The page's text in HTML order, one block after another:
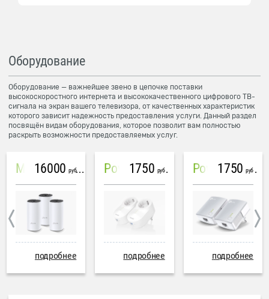
Оборудование
Оборудование — важнейшее звено в цепочке поставки
высокоскоростного интернета и высококачественного цифрового ТВ-
сигнала на экран вашего телевизора, от качественных характеристик
которого зависит надежность предоставления услуги. Данный раздел
посвящён видам оборудования, которое позволит вам полностью
раскрыть возможности предоставляемых услуг.
Mesh система TP-Link Deco M4 (3 устройства)
16000 руб
подробнее
PowerLine Tenda PH6
1750 руб
подробнее
PowerLine TP-Link AV600
1750 руб
подробнее